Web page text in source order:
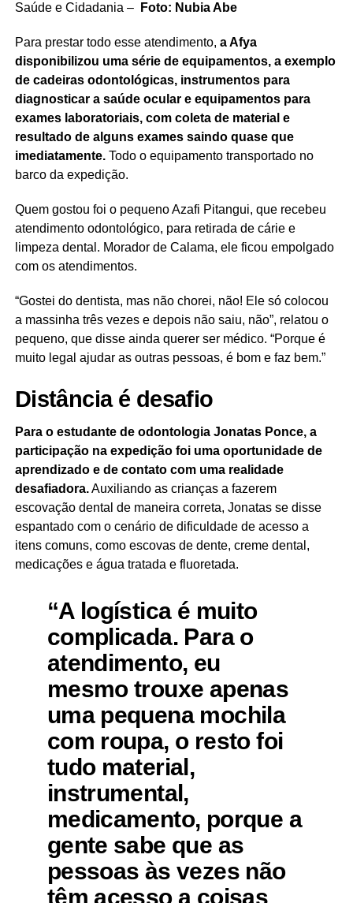
Saúde e Cidadania –
Foto: Nubia Abe
Para prestar todo esse atendimento, a Afya
disponibilizou uma série de equipamentos, a exemplo
de cadeiras odontológicas, instrumentos para
diagnosticar a saúde ocular e equipamentos para
exames laboratoriais, com coleta de material e
resultado de alguns exames saindo quase que
imediatamente.Todo o equipamento transportado no
barco da expedição.
Quem gostou foi o pequeno Azafi Pitangui, que recebeu
atendimento odontológico, para retirada de cárie e
limpeza dental. Morador de Calama, ele ficou empolgado
com os atendimentos.
“Gostei do dentista, mas não chorei, não! Ele só colocou
a massinha três vezes e depois não saiu, não”, relatou o
pequeno, que disse ainda querer ser médico. “Porque é
muito legal ajudar as outras pessoas, é bom e faz bem.”
Distância é desafio
Para o estudante de odontologia Jonatas Ponce, a
participação na expedição foi uma oportunidade de
aprendizado e de contato com uma realidade
desafiadora.Auxiliando as crianças a fazerem
escovação dental de maneira correta, Jonatas se disse
espantado com o cenário de dificuldade de acesso a
itens comuns, como escovas de dente, creme dental,
medicações e água tratada e fluoretada.
“A logística é muito
complicada. Para o
atendimento, eu
mesmo trouxe apenas
uma pequena mochila
com roupa, o resto foi
tudo material,
instrumental,
medicamento, porque a
gente sabe que as
pessoas às vezes não
têm acesso a coisas